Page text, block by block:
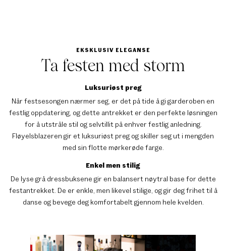
EKSKLUSIV ELEGANSE
Ta festen med storm
Luksuriøst preg
Når festsesongen nærmer seg, er det på tide å gi garderoben en
festlig oppdatering, og dette antrekket er den perfekte løsningen
for å utstråle stil og selvtillit på enhver festlig anledning.
Fløyelsblazeren gir et luksuriøst preg og skiller seg ut i mengden
med sin flotte mørkerøde farge.
Enkel men stilig
De lyse grå dressbuksene gir en balansert nøytral base for dette
festantrekket. De er enkle, men likevel stilige, og gir deg frihet til å
danse og bevege deg komfortabelt gjennom hele kvelden.